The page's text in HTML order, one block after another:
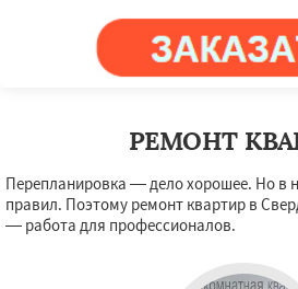
РЕМОНТ
Перепланировка — дело хорошее. Но в
правил. Поэтому ремонт квартир в
— работа для профессионалов.